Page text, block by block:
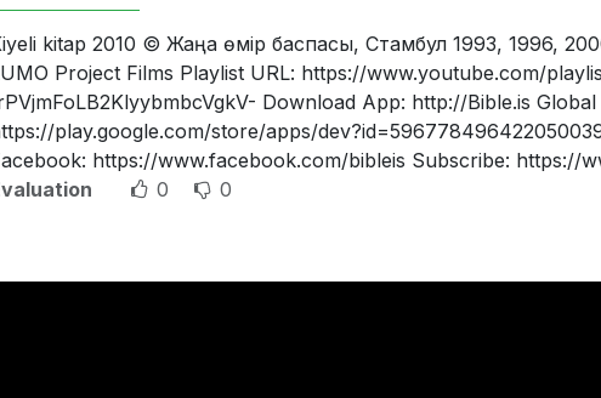
kitap 2010 © Жаңа өмір баспасы, Стамбул 1993, 1996,
Project Films Playlist URL: https://www.youtube.com/
Download App: http://Bible.is
play.google.com/store/apps/
https://www.facebook.com/bibleis Subscribe: https://
0 0